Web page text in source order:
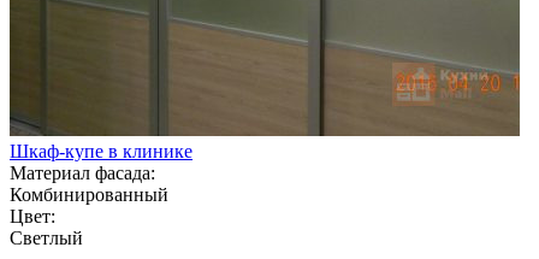
Шкаф-купе в клинике
Материал фасада:
Комбинированный
Цвет:
Светлый